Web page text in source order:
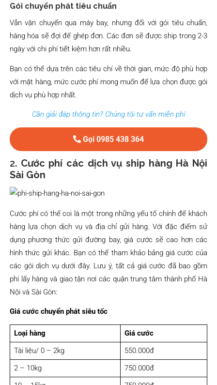
Gói chuyển phát tiêu chuẩn
Vẫn vận chuyển qua máy bay, nhưng đối với gói tiêu chuẩn,
hàng hóa sẽ đợi để ghép đơn. Các đơn sẽ được ship trong 2-3
ngày với chi phí tiết kiệm hơn rất nhiều.
Bạn có thể dựa trên các tiêu chí về thời gian, mức độ phù hợp
với mặt hàng, mức cước phí mong muốn để lựa chọn được gói
dịch vụ phù hợp nhất.
Cần giải đáp thông tin? Chúng tôi tư vấn miễn phí
Gọi 0985 438 364
2. Cước phí các dịch vụ ship hàng Hà Nội
Sài Gòn
Cước phí có thể coi là một trong những yếu tố chính để khách
hàng lựa chọn dịch vụ và địa chỉ gửi hàng. Với đặc điểm sử
dụng phương thức gửi đường bay, giá cước sẽ cao hơn các
hình thức gửi khác. Bạn có thể tham khảo bảng giá cước của
các gói dịch vụ dưới đây. Lưu ý, tất cả giá cước đã bao gồm
phí lấy hàng và giao tận nơi các quận trung tâm thành phố Hà
Nội và Sài Gòn:
Giá cước chuyển phát siêu tốc
Loại hàng
Giá cước
Tài liệu/ 0 – 2kg
550.000đ
2 – 10kg
750.000đ